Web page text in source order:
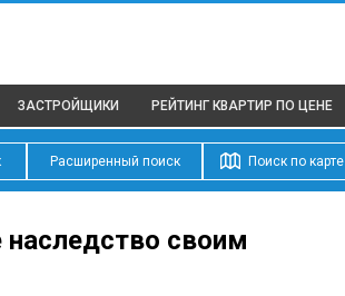
ЗАСТРОЙЩИКИ РЕЙТИНГ КВАРТИР ПО ЦЕНЕ
Расширенный поиск Поиск по карте
своим